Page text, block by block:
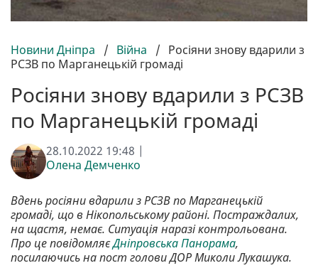
Новини Дніпра / Війна / Росіяни знову вдарили з
РСЗВ по Марганецькій громаді
Росіяни знову вдарили з РСЗВ
по Марганецькій громаді
28.10.2022 19:48 |
Олена Демченко
Вдень росіяни вдарили з РСЗВ по Марганецькій
громаді, що в Нікопольському районі. Постраждалих,
на щастя, немає. Ситуація наразі контрольована.
Про це повідомляєДніпровська Панорама,
посилаючись на пост голови ДОР Миколи Лукашука.